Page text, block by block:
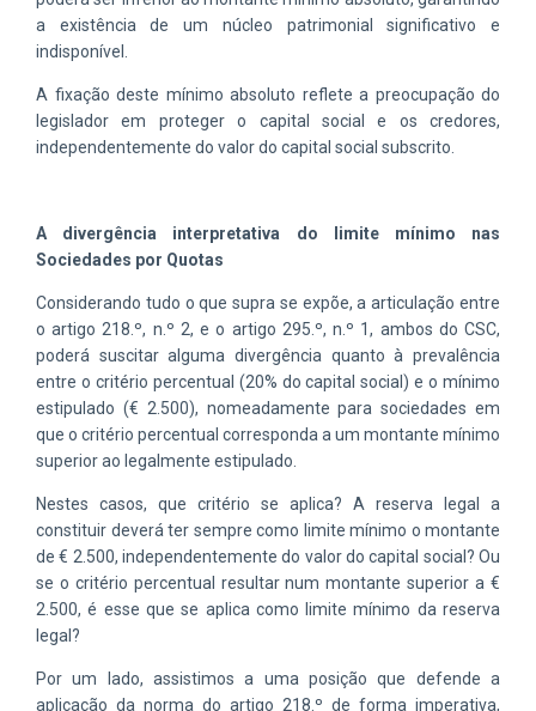
a existência de um núcleo patrimonial significativo e
indisponível.
A fixação deste mínimo absoluto reflete a preocupação do
legislador em proteger o capital social e os credores,
independentemente do valor do capital social subscrito.
A divergência interpretativa do limite mínimo nas
Sociedades por Quotas
Considerando tudo o que supra se expõe, a articulação entre
o artigo 218.º, n.º 2, e o artigo 295.º, n.º 1, ambos do CSC,
poderá suscitar alguma divergência quanto à prevalência
entre o critério percentual (20% do capital social) e o mínimo
estipulado (€ 2.500), nomeadamente para sociedades em
que o critério percentual corresponda a um montante mínimo
superior ao legalmente estipulado.
Nestes casos, que critério se aplica? A reserva legal a
constituir deverá ter sempre como limite mínimo o montante
de € 2.500, independentemente do valor do capital social? Ou
se o critério percentual resultar num montante superior a €
2.500, é esse que se aplica como limite mínimo da reserva
legal?
Por um lado, assistimos a uma posição que defende a
aplicação da norma do artigo 218.º de forma imperativa,